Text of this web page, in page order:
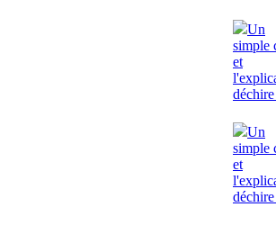
Un
simple
et
Un
simple
et